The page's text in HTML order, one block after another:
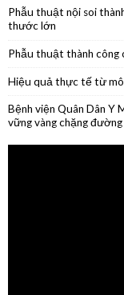
hốc mũi cực kỳ hiếm
cộng đồng
Bệnh viện Quân Dân Y
tháng đầu năm 2026
Phẫu thuật nội soi
thước lớn